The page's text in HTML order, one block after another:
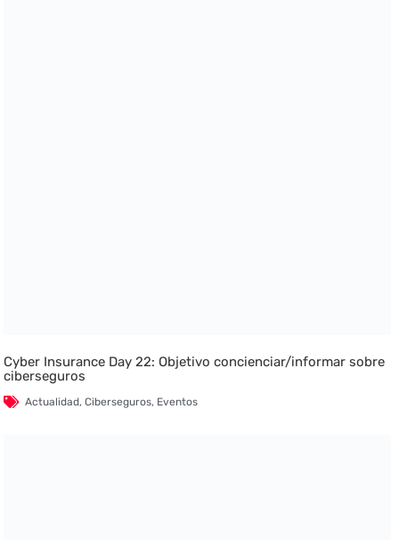
Cyber Insurance Day 22: Objetivo concienciar/informar sobre
ciberseguros
Actualidad,Ciberseguros, Eventos